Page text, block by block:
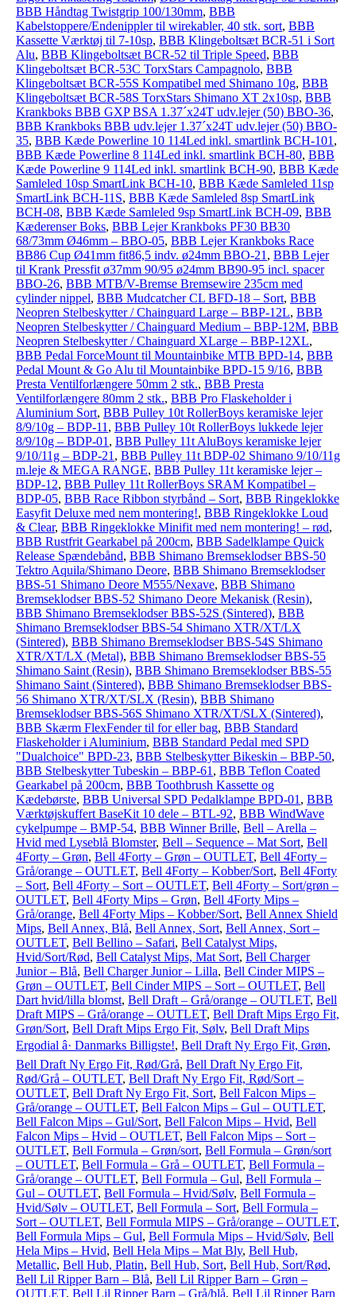
BBB Håndtag Twistgrip 100/130mm, BBB
Kabelstoppere/Endenippler til wirekabler, 40 stk. sort, BBB
Kassette Værktøj til 7-10sp, BBB Klingeboltsæt BCR-51 i Sort
Alu, BBB Klingeboltsæt BCR-52 til Triple Speed, BBB
Klingeboltsæt BCR-53C TorxStars Campagnolo, BBB
Klingeboltsæt BCR-55S Kompatibel med Shimano 10g, BBB
Klingeboltsæt BCR-58S TorxStars Shimano XT 2x10sp, BBB
Krankboks BBB GXP BSA 1.37´x24T udv.lejer (50) BBO-36,
BBB Krankboks BBB udv.lejer 1.37´x24T udv.lejer (50) BBO-
35, BBB Kæde Powerline 10 114Led inkl. smartlink BCH-101 ,
BBB Kæde Powerline 8 114Led inkl. smartlink BCH-80, BBB
Kæde Powerline 9 114Led inkl. smartlink BCH-90, BBB Kæde
Samleled 10sp SmartLink BCH-10, BBB Kæde Samleled 11sp
SmartLink BCH-11S, BBB Kæde Samleled 8sp SmartLink
BCH-08, BBB Kæde Samleled 9sp SmartLink BCH-09, BBB
Kæderenser Boks, BBB Lejer Krankboks PF30 BB30
68/73mm Ø46mm – BBO-05, BBB Lejer Krankboks Race
BB86 Cup Ø41mm fit86,5 indv. ø24mm BBO-21 , BBB Lejer
til Krank Pressfit ø37mm 90/95 ø24mm BB90-95 incl. spacer
BBO-26, BBB MTB/V-Bremse Bremsewire 235cm med
cylinder nippel, BBB Mudcatcher CL BFD-18 – Sort, BBB
Neopren Stelbeskytter / Chainguard Large – BBP-12L, BBB
Neopren Stelbeskytter / Chainguard Medium – BBP-12M, BBB
Neopren Stelbeskytter / Chainguard XLarge – BBP-12XL,
BBB Pedal ForceMount til Mountainbike MTB BPD-14, BBB
Pedal Mount & Go Alu til Mountainbike BPD-15 9/16, BBB
Presta Ventilforlængere 50mm 2 stk., BBB Presta
Ventilforlængere 80mm 2 stk., BBB Pro Flaskeholder i
Aluminium Sort, BBB Pulley 10t RollerBoys keramiske lejer
8/9/10g – BDP-11 , BBB Pulley 10t RollerBoys lukkede lejer
8/9/10g – BDP-01 , BBB Pulley 11t AluBoys keramiske lejer
9/10/11g – BDP-21 , BBB Pulley 11t BDP-02 Shimano 9/10/11g
m.leje & MEGA RANGE, BBB Pulley 11t keramiske lejer –
BDP-12, BBB Pulley 11t RollerBoys SRAM Kompatibel –
BDP-05, BBB Race Ribbon styrbånd – Sort, BBB Ringeklokke
Easyfit Deluxe med nem montering!, BBB Ringeklokke Loud
& Clear, BBB Ringeklokke Minifit med nem montering! – rød,
BBB Rustfrit Gearkabel på 200cm, BBB Sadelklampe Quick
Release Spændebånd, BBB Shimano Bremseklodser BBS-50
Tektro Aquila/Shimano Deore, BBB Shimano Bremseklodser
BBS-51 Shimano Deore M555/Nexave, BBB Shimano
Bremseklodser BBS-52 Shimano Deore Mekanisk (Resin),
BBB Shimano Bremseklodser BBS-52S (Sintered), BBB
Shimano Bremseklodser BBS-54 Shimano XTR/XT/LX
(Sintered), BBB Shimano Bremseklodser BBS-54S Shimano
XTR/XT/LX (Metal), BBB Shimano Bremseklodser BBS-55
Shimano Saint (Resin), BBB Shimano Bremseklodser BBS-55
Shimano Saint (Sintered), BBB Shimano Bremseklodser BBS-
56 Shimano XTR/XT/SLX (Resin), BBB Shimano
Bremseklodser BBS-56S Shimano XTR/XT/SLX (Sintered),
BBB Skærm FlexFender til for eller bag, BBB Standard
Flaskeholder i Aluminium, BBB Standard Pedal med SPD
"Dualchoice" BPD-23, BBB Stelbeskytter Bikeskin – BBP-50,
BBB Stelbeskytter Tubeskin – BBP-61 , BBB Teflon Coated
Gearkabel på 200cm, BBB Toothbrush Kassette og
Kædebørste, BBB Universal SPD Pedalklampe BPD-01 , BBB
Værktøjskuffert BaseKit 10 dele – BTL-92, BBB WindWave
cykelpumpe – BMP-54, BBB Winner Brille, Bell – Arella –
Hvid med Lyseblå Blomster, Bell – Sequence – Mat Sort, Bell
4Forty – Grøn, Bell 4Forty – Grøn – OUTLET, Bell 4Forty –
Grå/orange – OUTLET, Bell 4Forty – Kobber/Sort, Bell 4Forty
– Sort, Bell 4Forty – Sort – OUTLET, Bell 4Forty – Sort/grøn –
OUTLET, Bell 4Forty Mips – Grøn, Bell 4Forty Mips –
Grå/orange, Bell 4Forty Mips – Kobber/Sort, Bell Annex Shield
Mips, Bell Annex, Blå, Bell Annex, Sort, Bell Annex, Sort –
OUTLET, Bell Bellino – Safari, Bell Catalyst Mips,
Hvid/Sort/Rød, Bell Catalyst Mips, Mat Sort, Bell Charger
Junior – Blå, Bell Charger Junior – Lilla, Bell Cinder MIPS –
Grøn – OUTLET, Bell Cinder MIPS – Sort – OUTLET, Bell
Dart hvid/lilla blomst, Bell Draft – Grå/orange – OUTLET, Bell
Draft MIPS – Grå/orange – OUTLET, Bell Draft Mips Ergo Fit,
Grøn/Sort, Bell Draft Mips Ergo Fit, Sølv, Bell Draft Mips
Ergodial â· Danmarks Billigste!, Bell Draft Ny Ergo Fit, Grøn,
Bell Draft Ny Ergo Fit, Rød/Grå, Bell Draft Ny Ergo Fit,
Rød/Grå – OUTLET, Bell Draft Ny Ergo Fit, Rød/Sort –
OUTLET, Bell Draft Ny Ergo Fit, Sort, Bell Falcon Mips –
Grå/orange – OUTLET, Bell Falcon Mips – Gul – OUTLET,
Bell Falcon Mips – Gul/Sort, Bell Falcon Mips – Hvid, Bell
Falcon Mips – Hvid – OUTLET, Bell Falcon Mips – Sort –
OUTLET, Bell Formula – Grøn/sort, Bell Formula – Grøn/sort
– OUTLET, Bell Formula – Grå – OUTLET, Bell Formula –
Grå/orange – OUTLET, Bell Formula – Gul, Bell Formula –
Gul – OUTLET, Bell Formula – Hvid/Sølv, Bell Formula –
Hvid/Sølv – OUTLET, Bell Formula – Sort, Bell Formula –
Sort – OUTLET, Bell Formula MIPS – Grå/orange – OUTLET,
Bell Formula Mips – Gul, Bell Formula Mips – Hvid/Sølv, Bell
Hela Mips – Hvid, Bell Hela Mips – Mat Bly, Bell Hub,
Metallic, Bell Hub, Platin, Bell Hub, Sort, Bell Hub, Sort/Rød,
Bell Lil Ripper Barn – Blå, Bell Lil Ripper Barn – Grøn –
OUTLET, Bell Lil Ripper Barn – Grå/blå, Bell Lil Ripper Barn